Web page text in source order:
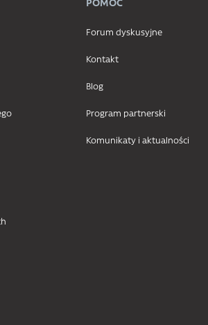
Forum dyskusyjne
Kontakt
Blog
Program partnerski
Komunikaty i aktualności